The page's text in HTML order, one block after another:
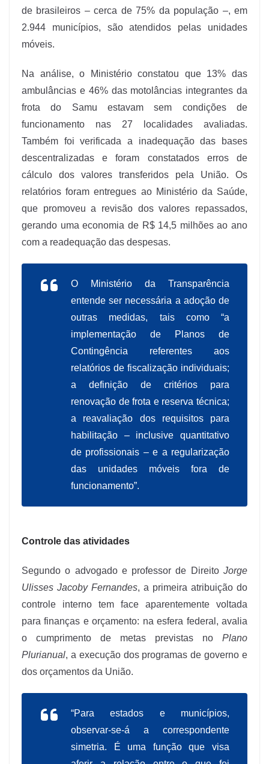
de brasileiros – cerca de 75% da população –, em
2.944 municípios, são atendidos pelas unidades
móveis.
Na análise, o Ministério constatou que 13% das
ambulâncias e 46% das motolâncias integrantes da
frota do Samu estavam sem condições de
funcionamento nas 27 localidades avaliadas.
Também foi verificada a inadequação das bases
descentralizadas e foram constatados erros de
cálculo dos valores transferidos pela União. Os
relatórios foram entregues ao Ministério da Saúde,
que promoveu a revisão dos valores repassados,
gerando uma economia de R$ 14,5 milhões ao ano
com a readequação das despesas.
O Ministério da Transparência
entende ser necessária a adoção de
outras medidas, tais como “a
implementação de Planos de
Contingência referentes aos
relatórios de fiscalização individuais;
a definição de critérios para
renovação de frota e reserva técnica;
a reavaliação dos requisitos para
habilitação – inclusive quantitativo
de profissionais – e a regularização
das unidades móveis fora de
funcionamento”.
Controle das atividades
Segundo o advogado e professor de Direito Jorge
Ulisses Jacoby Fernandes, a primeira atribuição do
controle interno tem face aparentemente voltada
para finanças e orçamento: na esfera federal, avalia
o cumprimento de metas previstas no Plano
Plurianual, a execução dos programas de governo e
dos orçamentos da União.
“Para estados e municípios,
observar-se-á a correspondente
simetria. É uma função que visa